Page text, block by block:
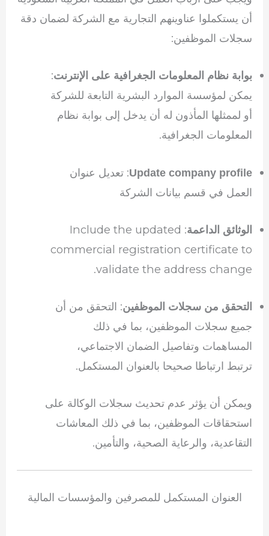
أن يستكملوا عناوينهم التجارية مع الشركة لضمان دقة
سجلات الموظفين:
بوابة نظام المعلومات الجغرافية على الإنترنت:
يمكن لمؤسسة الموارد البشرية التابعة للشركة
أو لممثلها المأذون له أن يدخل إلى بوابة نظام
المعلومات الجغرافية.
Update company profile: تعديل عنوان
العمل في قسم بيانات الشركة
الوثائق الداعمة : Include the updated
commercial registration certificate to
validate the address change.
التحقق من سجلات الموظفين: التحقق من أن
جميع سجلات الموظفين، بما في ذلك
المساهمات وتفاصيل الضمان الاجتماعي،
ترتبط ارتباطا صحيحا بالعنوان المستكمل.
ويمكن أن يؤثر عدم تحديث سجلات الوكالة على
استحقاقات الموظفين، بما في ذلك المعاشات
التقاعدية، والرعاية الصحية، والتأمين.
العنوان المستكمل للمصرفين والمؤسسات المالية